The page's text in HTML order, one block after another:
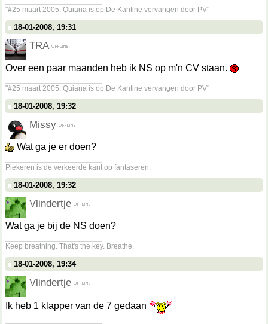
"#25 maart 2005: Quiana is op De Kantine vervangen door PV"
18-01-2008, 19:31
TRA
Over een paar maanden heb ik NS op m'n CV staan.
"#25 maart 2005: Quiana is op De Kantine vervangen door PV"
18-01-2008, 19:32
Missy
Wat ga je er doen?
Piekeren is de verkeerde kant op fantaseren.
18-01-2008, 19:32
Vlindertje
Wat ga je bij de NS doen?
Keep breathing. That's the key. Breathe.
18-01-2008, 19:34
Vlindertje
Ik heb 1 klapper van de 7 gedaan